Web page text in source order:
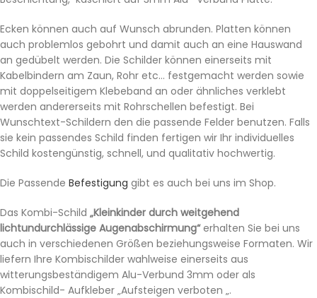
Ecken können auch auf Wunsch abrunden. Platten können
auch problemlos gebohrt und damit auch an eine Hauswand
an gedübelt werden. Die Schilder können einerseits mit
Kabelbindern am Zaun, Rohr etc… festgemacht werden sowie
mit doppelseitigem Klebeband an oder ähnliches verklebt
werden andererseits mit Rohrschellen befestigt. Bei
Wunschtext-Schildern den die passende Felder benutzen. Falls
sie kein passendes Schild finden fertigen wir Ihr individuelles
Schild kostengünstig, schnell, und qualitativ hochwertig.
Die Passende Befestigung gibt es auch bei uns im Shop.
Das Kombi-Schild „Kleinkinder durch weitgehend
lichtundurchlässige Augenabschirmung“erhalten Sie bei uns
auch in verschiedenen Größen beziehungsweise Formaten. Wir
liefern Ihre Kombischilder wahlweise einerseits aus
witterungsbeständigem Alu-Verbund 3mm oder als
Kombischild- Aufkleber „Aufsteigen verboten „.